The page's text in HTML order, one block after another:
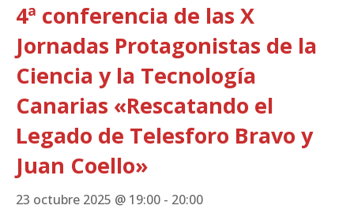
4ª conferencia de las X
Jornadas Protagonistas de la
Ciencia y la Tecnología
Canarias «Rescatando el
Legado de Telesforo Bravo y
Juan Coello»
23 octubre 2025 @ 19:00 - 20:00